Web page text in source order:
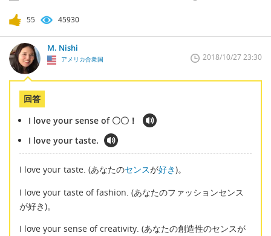
55 45930
M. Nishi
アメリカ合衆国 2018/10/27 23:30
回答
I love your sense of 〇〇！
I love your taste.
I love your taste. (あなたのセンスが好き)。
I love your taste of fashion. (あなたのファッションセンス
が好き)。
I love your sense of creativity. (あなたの創造性のセンスが